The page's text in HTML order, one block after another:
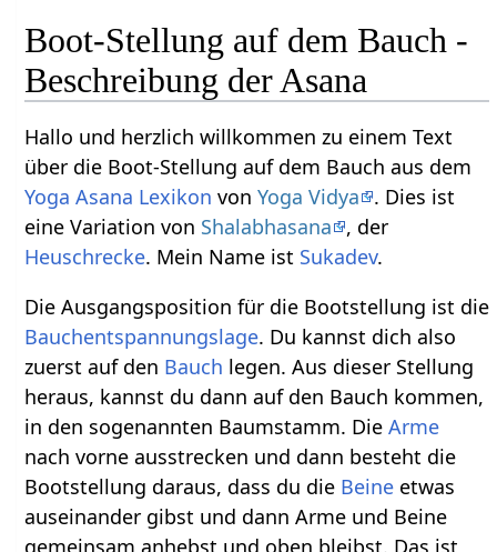
Boot-Stellung auf dem Bauch -
Beschreibung der Asana
Hallo und herzlich willkommen zu einem Text
über die Boot-Stellung auf dem Bauch aus dem
Yoga Asana Lexikon vonYoga Vidya
. Dies ist
eine Variation von Shalabhasana
, der
Heuschrecke. Mein Name ist Sukadev.
Die Ausgangsposition für die Bootstellung ist die
Bauchentspannungslage. Du kannst dich also
zuerst auf den Bauch legen. Aus dieser Stellung
heraus, kannst du dann auf den Bauch kommen,
in den sogenannten Baumstamm. DieArme
nach vorne ausstrecken und dann besteht die
Bootstellung daraus, dass du die Beine etwas
auseinander gibst und dann Arme und Beine